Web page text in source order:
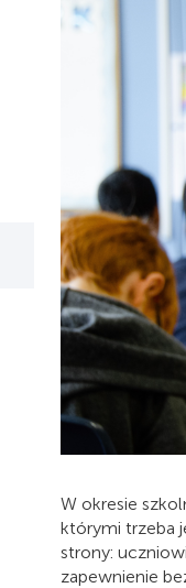
W okresie
którymi trzeba
strony:
zapewnienie